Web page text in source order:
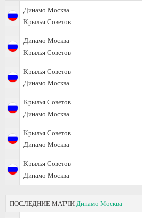
Динамо Москва
Крылья Советов
Динамо Москва
Крылья Советов
Крылья Советов
Динамо Москва
Крылья Советов
Динамо Москва
Крылья Советов
Динамо Москва
Крылья Советов
Динамо Москва
ПОСЛЕДНИЕ МАТЧИ Динамо Москва